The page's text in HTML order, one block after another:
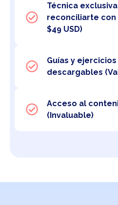
Técnica
reconciliarte con
$49 USD)
Guías y
descargables
Acceso al
(Invaluable)